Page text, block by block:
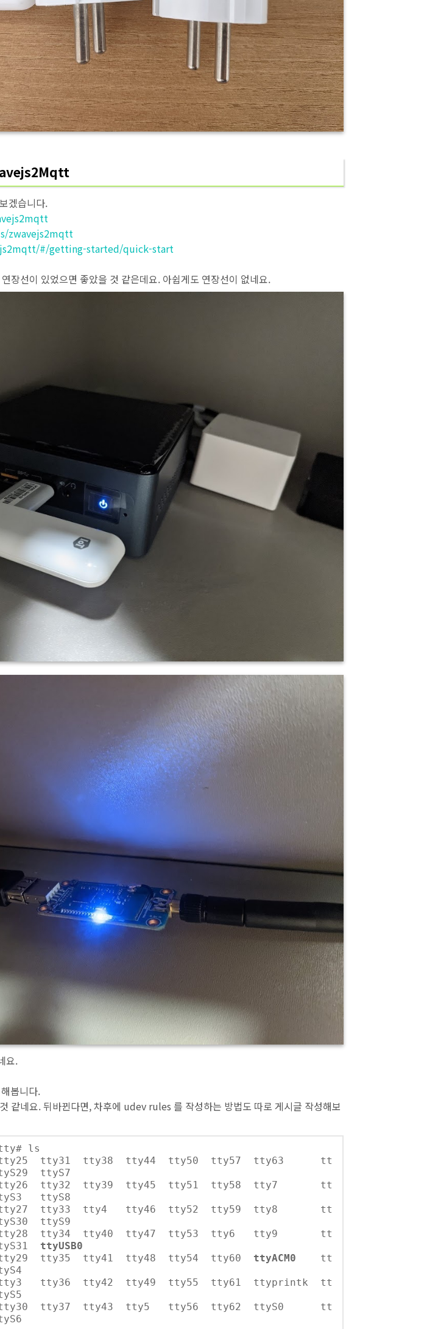
겠습니다.
zwavejs2mqtt
#/getting-started/quick-start
장선이 있었으면 좋았을 것 같은데요. 아쉽게도 연장선이 없네요.
요.
봅니다.
같네요. 뒤바뀐다면, 차후에 udev rules 를 작성하는 방법도 따로 게시글 작성해보
tty# ls
tty25 tty31 tty38 tty44 tty50 tty57 tty63 tt
ttyS7
tty32 tty39 tty45 tty51 tty58 tty7 tt
ttyS8
tty33 tty4 tty46 tty52 tty59 tty8 tt
ttyS9
tty34 tty40 tty47 tty53 tty6 tty9 tt
ttyUSB0
tty35 tty41 tty48 tty54 tty60 ttyACM0 tt
tty36 tty42 tty49 tty55 tty61 ttyprintk tt
tty37 tty43 tty5 tty56 tty62 ttyS0 tt